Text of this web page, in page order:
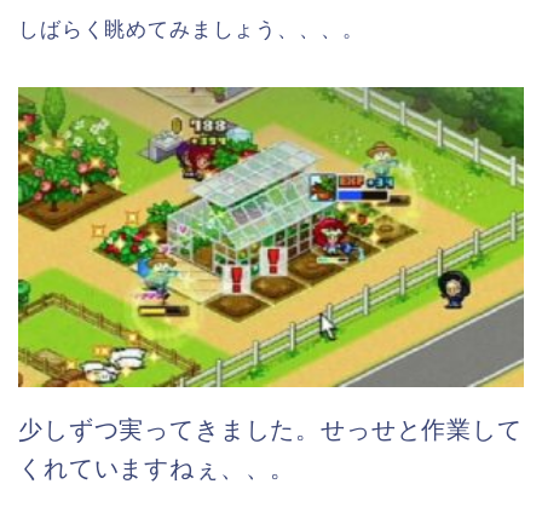
しばらく眺めてみましょう、、、。
少しずつ実ってきました。せっせと作業して
くれていますねぇ、、。